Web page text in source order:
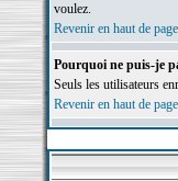
voulez.
Revenir en haut de page
Pourquoi ne puis-je
Seuls les utilisateurs
Revenir en haut de page